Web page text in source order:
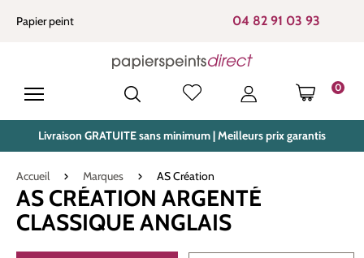
principal
Papier peint 04 82 91 03 93
0
LE
Livraison GRATUITE sans minimum | Meilleurs prix garantis
Accueil Marques AS Création
AS CRÉATION ARGENTÉ
CLASSIQUE ANGLAIS